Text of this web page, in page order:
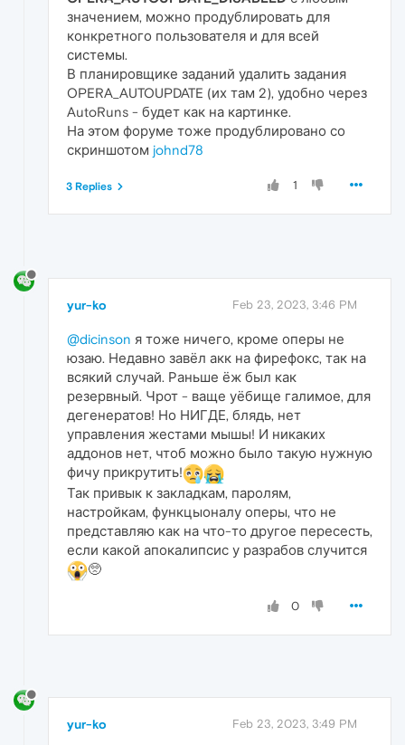
значением, можно продублировать для
конкретного пользователя и для всей
системы.
В планировщике заданий удалить задания
OPERA_AUTOUPDATE (их там 2), удобно через
AutoRuns - будет как на картинке.
На этом форуме тоже продублировано со
скриншотом johnd78
1
3 Replies
yur-ko Feb 23, 2023, 3:46 PM
@dicinson я тоже ничего, кроме оперы не
юзаю. Недавно завёл акк на фирефокс, так на
всякий случай. Раньше ёж был как
резервный. Чрот - ваще уёбище галимое, для
дегенератов! Но НИГДЕ, блядь, нет
управления жестами мышы! И никаких
аддонов нет, чтоб можно было такую нужную
фичу прикрутить!
Так привык к закладкам, паролям,
настройкам, функцыоналу оперы, что не
представляю как на что-то другое пересесть,
если какой апокалипсис у разрабов случится
🥺
0
yur-ko Feb 23, 2023, 3:49 PM